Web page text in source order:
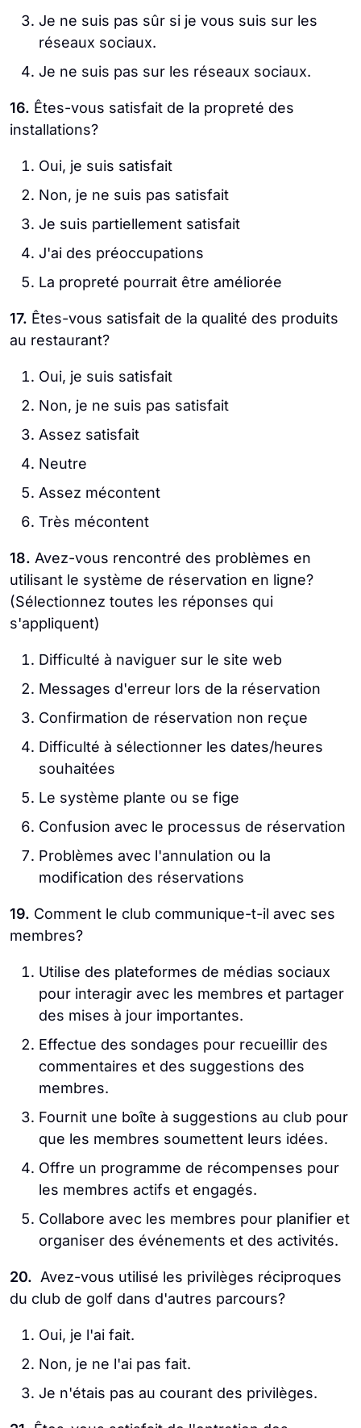
Je ne suis pas sûr si je vous suis sur les
réseaux sociaux.
Je ne suis pas sur les réseaux sociaux.
16. Êtes-vous satisfait de la propreté des
installations?
Oui, je suis satisfait
Non, je ne suis pas satisfait
Je suis partiellement satisfait
J'ai des préoccupations
La propreté pourrait être améliorée
17. Êtes-vous satisfait de la qualité des produits
au restaurant?
Oui, je suis satisfait
Non, je ne suis pas satisfait
Assez satisfait
Neutre
Assez mécontent
Très mécontent
18. Avez-vous rencontré des problèmes en
utilisant le système de réservation en ligne?
(Sélectionnez toutes les réponses qui
s'appliquent)
Difficulté à naviguer sur le site web
Messages d'erreur lors de la réservation
Confirmation de réservation non reçue
Difficulté à sélectionner les dates/heures
souhaitées
Le système plante ou se fige
Confusion avec le processus de réservation
Problèmes avec l'annulation ou la
modification des réservations
19. Comment le club communique-t-il avec ses
membres?
Utilise des plateformes de médias sociaux
pour interagir avec les membres et partager
des mises à jour importantes.
Effectue des sondages pour recueillir des
commentaires et des suggestions des
membres.
Fournit une boîte à suggestions au club pour
que les membres soumettent leurs idées.
Offre un programme de récompenses pour
les membres actifs et engagés.
Collabore avec les membres pour planifier et
organiser des événements et des activités.
20. Avez-vous utilisé les privilèges réciproques
du club de golf dans d'autres parcours?
Oui, je l'ai fait.
Non, je ne l'ai pas fait.
Je n'étais pas au courant des privilèges.